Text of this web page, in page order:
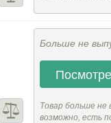
Больше не
Товар больше не
возможно, есть